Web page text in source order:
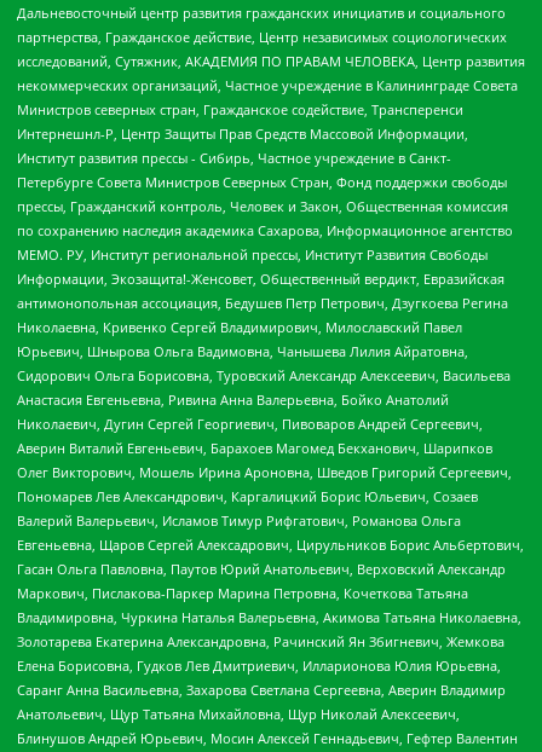
Дальневосточный центр развития гражданских инициатив и социального
партнерства, Гражданское действие, Центр независимых социологических
исследований, Сутяжник, АКАДЕМИЯ ПО ПРАВАМ ЧЕЛОВЕКА, Центр развития
некоммерческих организаций, Частное учреждение в Калининграде Совета
Министров северных стран, Гражданское содействие, Трансперенси
Интернешнл-Р, Центр Защиты Прав Средств Массовой Информации,
Институт развития прессы - Сибирь, Частное учреждение в Санкт-
Петербурге Совета Министров Северных Стран, Фонд поддержки свободы
прессы, Гражданский контроль, Человек и Закон, Общественная комиссия
по сохранению наследия академика Сахарова, Информационное агентство
МЕМО. РУ, Институт региональной прессы, Институт Развития Свободы
Информации, Экозащита!-Женсовет, Общественный вердикт, Евразийская
антимонопольная ассоциация, Бедушев Петр Петрович, Дзугкоева Регина
Николаевна, Кривенко Сергей Владимирович, Милославский Павел
Юрьевич, Шнырова Ольга Вадимовна, Чанышева Лилия Айратовна,
Сидорович Ольга Борисовна, Туровский Александр Алексеевич, Васильева
Анастасия Евгеньевна, Ривина Анна Валерьевна, Бойко Анатолий
Николаевич, Дугин Сергей Георгиевич, Пивоваров Андрей Сергеевич,
Аверин Виталий Евгеньевич, Барахоев Магомед Бекханович, Шарипков
Олег Викторович, Мошель Ирина Ароновна, Шведов Григорий Сергеевич,
Пономарев Лев Александрович, Каргалицкий Борис Юльевич, Созаев
Валерий Валерьевич, Исламов Тимур Рифгатович, Романова Ольга
Евгеньевна, Щаров Сергей Алексадрович, Цирульников Борис Альбертович,
Гасан Ольга Павловна, Паутов Юрий Анатольевич, Верховский Александр
Маркович, Пислакова-Паркер Марина Петровна, Кочеткова Татьяна
Владимировна, Чуркина Наталья Валерьевна, Акимова Татьяна Николаевна,
Золотарева Екатерина Александровна, Рачинский Ян Збигневич, Жемкова
Елена Борисовна, Гудков Лев Дмитриевич, Илларионова Юлия Юрьевна,
Саранг Анна Васильевна, Захарова Светлана Сергеевна, Аверин Владимир
Анатольевич, Щур Татьяна Михайловна, Щур Николай Алексеевич,
Блинушов Андрей Юрьевич, Мосин Алексей Геннадьевич, Гефтер Валентин